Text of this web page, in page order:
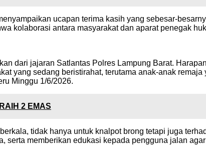
ucapan terima kasih yang sebesar-
kolaborasi antara masyarakat dan aparat penegak
dari jajaran Satlantas Polres Lampung Barat.
yang sedang beristirahat, terutama anak-anak
Minggu 1/6/2026.
2 EMAS
tidak hanya untuk knalpot brong tetapi juga
memberikan edukasi kepada pengguna jalan